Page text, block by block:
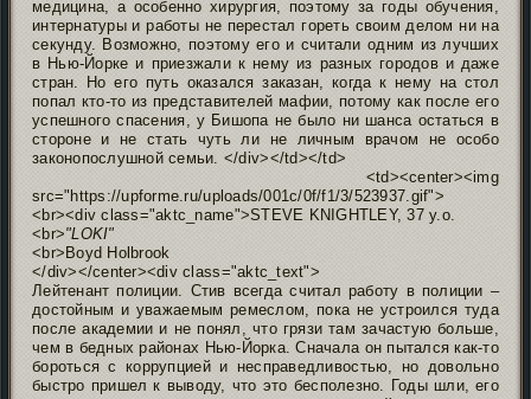
медицина, а особенно хирургия, поэтому за годы обучения,
интернатуры и работы не перестал гореть своим делом ни на
секунду. Возможно, поэтому его и считали одним из лучших
в Нью-Йорке и приезжали к нему из разных городов и даже
стран. Но его путь оказался заказан, когда к нему на стол
попал кто-то из представителей мафии, потому как после его
успешного спасения, у Бишопа не было ни шанса остаться в
стороне и не стать чуть ли не личным врачом не особо
законопослушной семьи. </div></td></td>
<td><center><img
src="https://upforme.ru/uploads/001c/0f/f1/3/523937.gif">
<br><div class="aktc_name">STEVE KNIGHTLEY, 37 y.o.
<br>"LOKI"
<br>Boyd Holbrook
</div></center><div class="aktc_text">
Лейтенант полиции. Стив всегда считал работу в полиции –
достойным и уважаемым ремеслом, пока не устроился туда
после академии и не понял, что грязи там зачастую больше,
чем в бедных районах Нью-Йорка. Сначала он пытался как-то
бороться с коррупцией и несправедливостью, но довольно
быстро пришел к выводу, что это бесполезно. Годы шли, его